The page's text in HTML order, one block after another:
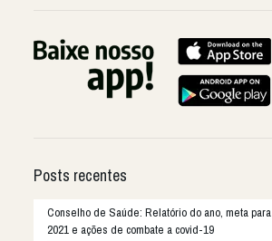
Posts recentes
Conselho de Saúde: Relatório do ano, meta para
2021 e ações de combate a covid-19